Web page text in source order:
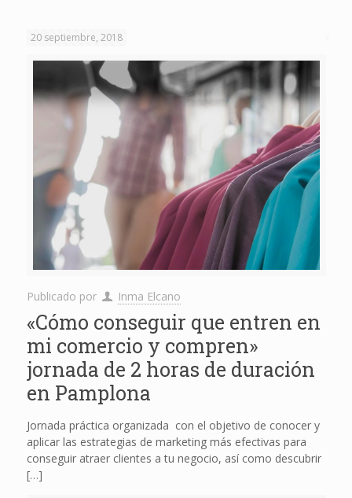
20 septiembre, 2018
Publicado por Inma Elcano
«Cómo conseguir que entren en
mi comercio y compren»
jornada de 2 horas de duración
en Pamplona
Jornada práctica organizada con el objetivo de conocer y
aplicar las estrategias de marketing más efectivas para
conseguir atraer clientes a tu negocio, así como descubrir
[…]